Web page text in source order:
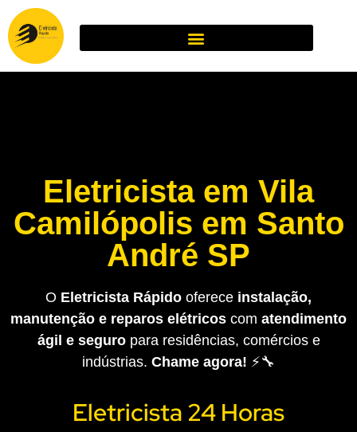
Eletricista em Vila
Camilópolis em Santo
André SP
O Eletricista Rápido oferece instalação,
manutenção e reparos elétricos com atendimento
ágil e seguropara residências, comércios e
indústrias. Chame agora! ⚡🔧
Eletricista 24 Horas